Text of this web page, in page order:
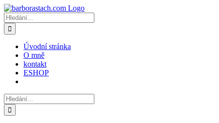
Přeskočit
na
obsah
Hledat:
Úvodní stránka
O mně
kontakt
ESHOP
Hledat: